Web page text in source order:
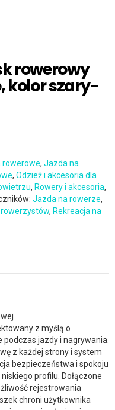
rowerowy
kolor szary-
rowerowe, Jazda na
, Odzież i akcesoria dla
, Rowery i akcesoria,
Jazda na rowerze,
rowerzystów, Rekreacja na
z myślą o
jazdy i nagrywania.
z każdej strony i system
bezpieczeństwa i spokoju
profilu. Dołączone
rejestrowania
chroni użytkownika